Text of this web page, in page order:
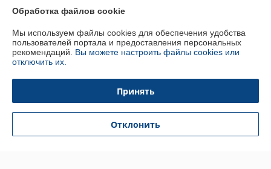
Показать все отзывы
О нас
Контакты
Доставка и оплата
График работы
Обработка файлов cookie
Мы используем файлы cookies для обеспечения удобства
пользователей портала и предоставления персональных
рекомендаций. Вы можете настроить файлы cookies или
отключить их.
Принять
Отклонить